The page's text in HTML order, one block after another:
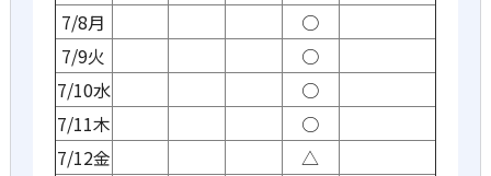
7/8月
○
7/9火
○
7/10水
○
7/11木
○
7/12金
△